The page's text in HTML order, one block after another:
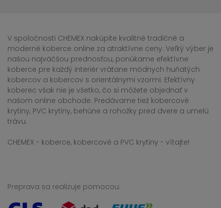
V spoločnosti CHEMEX nakúpite kvalitné tradičné a
moderné koberce online za atraktívne ceny. Veľký výber je
našou najväčšou prednosťou, ponúkame efektívne
koberce pre každý interiér vrátane módnych huňatých
kobercov a kobercov s orientálnymi vzormi. Efektívny
koberec však nie je všetko, čo si môžete objednať v
našom online obchode. Predávame tiež kobercové
krytiny, PVC krytiny, behúne a rohožky pred dvere a umelú
trávu.
CHEMEX - koberce, kobercové a PVC krytiny - vítajte!
Preprava sa realizuje pomocou: